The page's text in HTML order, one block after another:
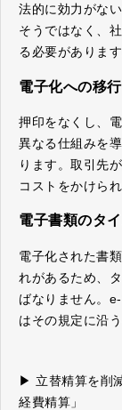
法的に効力がな
そうではなく、
る必要があります
電子化への移
押印をなくし、
異なる仕組みを
ります。取引先
コストをかけら
電子書類のタ
電子化された書
れがあるため、
ばなりません。
はその規定に沿
▶ 立替精算を削
経費精算」